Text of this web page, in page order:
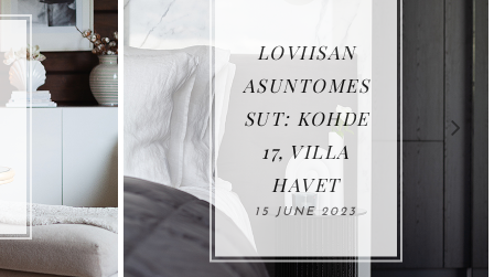
LOVIISAN
ASUNTOMES
SUT: KOHDE
17, VILLA
HAVET
15 JUNE 2023